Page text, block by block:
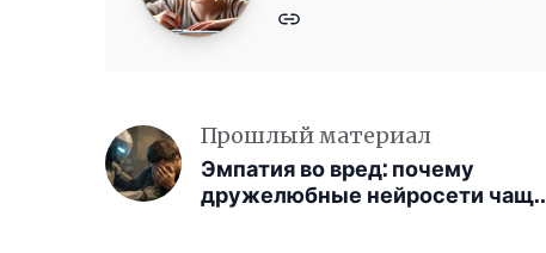
Прошлый материал
Эмпатия во вред: почему
дружелюбные нейросети чаще